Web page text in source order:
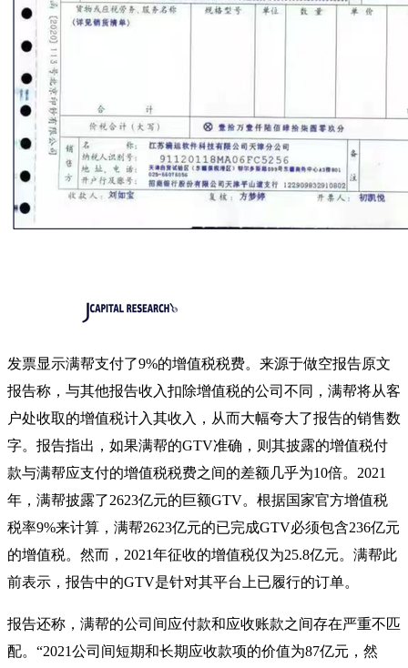
发票显示满帮支付了9%的增值税税费。来源于做空报告原文
报告称，与其他报告收入扣除增值税的公司不同，满帮将从客
户处收取的增值税计入其收入，从而大幅夸大了报告的销售数
字。 报告指出，如果满帮的GTV准确，则其披露的增值税付
款与满帮应支付的增值税税费之间的差额几乎为10倍。2021
年，满帮披露了2623亿元的巨额GTV。根据国家官方增值税
税率9%来计算，满帮2623亿元的已完成GTV必须包含236亿元
的增值税。然而，2021年征收的增值税仅为25.8亿元。满帮此
前表示，报告中的GTV是针对其平台上已履行的订单。
报告还称，满帮的公司间应付款和应收账款之间存在严重不匹
配。“2021公司间短期和长期应收款项的价值为87亿元，然